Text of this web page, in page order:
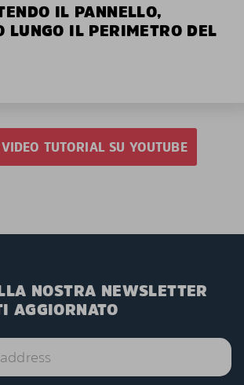
IL PANNELLO,
LUNGO IL PERIMETRO DEL
TUTORIAL SU YOUTUBE
NOSTRA NEWSLETTER
AGGIORNATO